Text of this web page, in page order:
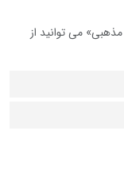
می توانید از